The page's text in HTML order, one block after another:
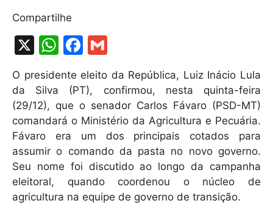
Compartilhe
X
W
at
s
A
p
p
F
a
c
e
b
o
o
k
m
ai
l
O presidente eleito da República, Luiz Inácio Lula
da Silva (PT), confirmou, nesta quinta-feira
(29/12), que o senador Carlos Fávaro (PSD-MT)
comandará o Ministério da Agricultura e Pecuária.
Fávaro era um dos principais cotados para
assumir o comando da pasta no novo governo.
Seu nome foi discutido ao longo da campanha
eleitoral, quando coordenou o núcleo de
agricultura na equipe de governo de transição.